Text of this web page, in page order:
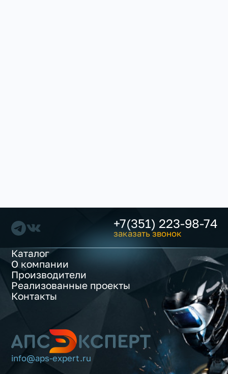
+7(351) 223-98-74
заказать звонок
Каталог
О компании
Производители
Реализованные проекты
Контакты
info@aps-expert.ru